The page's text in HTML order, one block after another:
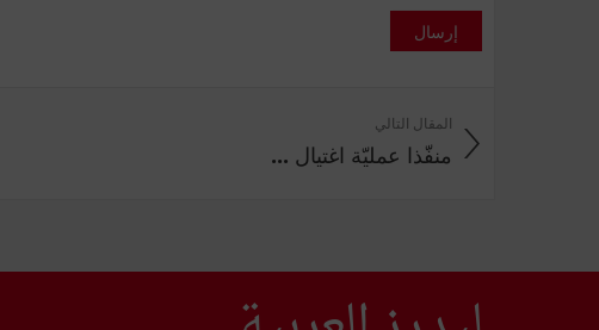
إرسال
المقال التالي
منفّذا عمليّة اغتيال ...